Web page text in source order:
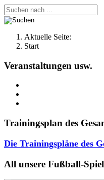
Aktuelle Seite:
Start
Veranstaltungen usw.
Trainingsplan des
Die Trainingspläne des
All unsere Fußball-